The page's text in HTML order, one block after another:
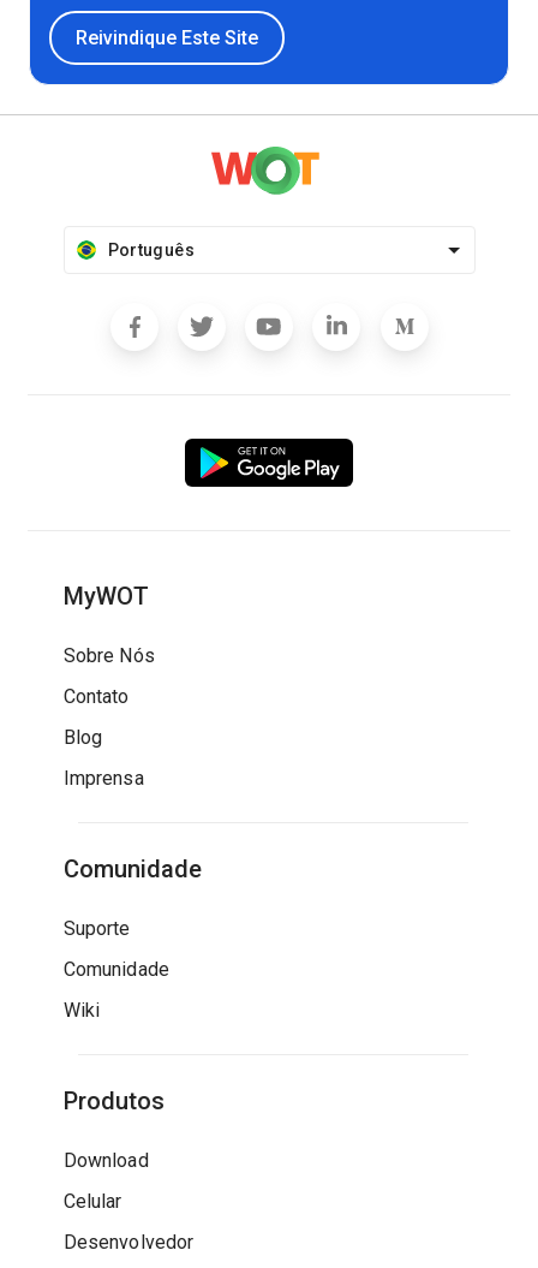
Reivindique Este Site
Português
MyWOT
Sobre Nós
Contato
Blog
Imprensa
Comunidade
Suporte
Comunidade
Wiki
Produtos
Download
Celular
Desenvolvedor